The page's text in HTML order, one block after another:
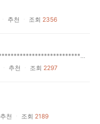
추천 조회 2356
테스트입니다. **************************************************************************** 데모게시판은 정기적으로 초기화 됩니다. 모든 질문은 코스모스팜 스레드에 남겨주세요. http://www.cosmosfarm.com/threads KBoard가 적용된 워드프레스 홈페이지를 자유게시판에 올려주세요. http://www.cosmosfarm.com/threads/questions/10 ****************************************************************************
추천 조회 2297
추천 조회 2189